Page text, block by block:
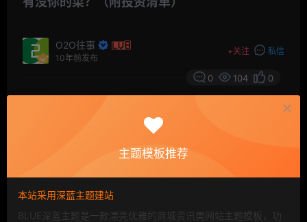
O2O往事
10年前发布
+关注 私信
0 104 0
调研公司CBInsights和审计与咨询服务公司毕马威
(KPMG)在今年开年联合发布报告称，2015年全球风险投
资额达到了1285亿美元，在这其中亚洲占30%。那么这近
400亿美元的资金掌握在哪些人手里呢？本文总结称亚洲
风险投资人可以分四类，看看有没有你的菜吧？
主题模板推荐
本站采用深蓝主题建站
BLUE深蓝主题是一款漂亮优雅的商城资讯类网站主题模板，功